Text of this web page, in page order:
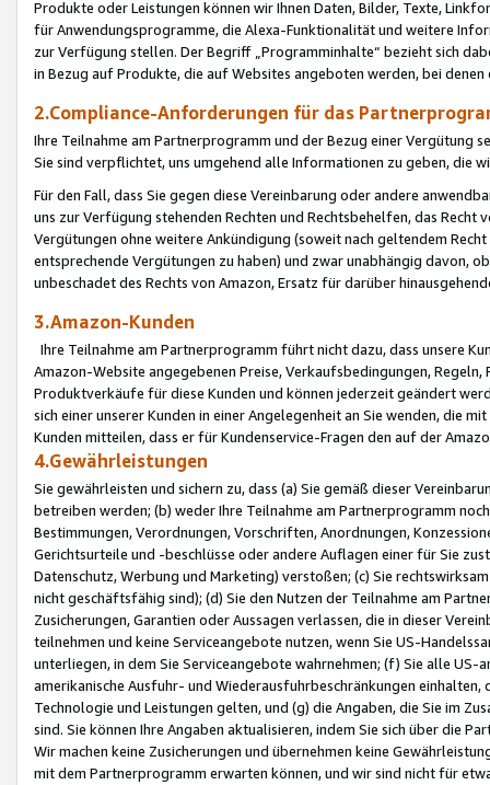
Produkte oder Leistungen können wir Ihnen Daten, Bilder, Texte,
für Anwendungsprogramme, die Alexa-Funktionalität und weitere
zur Verfügung stellen. Der Begriff „Programminhalte“ bezieht sich
in Bezug auf Produkte, die auf Websites angeboten werden, bei
2.Compliance-Anforderungen für das
Ihre Teilnahme am Partnerprogramm und der Bezug einer Vergütung
Sie sind verpflichtet, uns umgehend alle Informationen zu geben, die
Für den Fall, dass Sie gegen diese Vereinbarung oder andere
uns zur Verfügung stehenden Rechten und Rechtsbehelfen, das
Vergütungen ohne weitere Ankündigung (soweit nach geltendem
entsprechende Vergütungen zu haben) und zwar unabhängig davon,
unbeschadet des Rechts von Amazon, Ersatz für darüber
3.Amazon-Kunden
Ihre Teilnahme am Partnerprogramm führt nicht dazu, dass unsere
Amazon-Website angegebenen Preise, Verkaufsbedingungen,
Produktverkäufe für diese Kunden und können jederzeit geändert
sich einer unserer Kunden in einer Angelegenheit an Sie wenden, die
Kunden mitteilen, dass er für Kundenservice-Fragen den auf der
4.Gewährleistungen
Sie gewährleisten und sichern zu, dass (a) Sie gemäß dieser
betreiben werden; (b) weder Ihre Teilnahme am Partnerprogramm
Bestimmungen, Verordnungen, Vorschriften, Anordnungen,
Gerichtsurteile und -beschlüsse oder andere Auflagen einer für Sie
Datenschutz, Werbung und Marketing) verstoßen; (c) Sie
nicht geschäftsfähig sind); (d) Sie den Nutzen der Teilnahme am
Zusicherungen, Garantien oder Aussagen verlassen, die in dieser
teilnehmen und keine Serviceangebote nutzen, wenn Sie US-
unterliegen, in dem Sie Serviceangebote wahrnehmen; (f) Sie alle
amerikanische Ausfuhr- und Wiederausfuhrbeschränkungen
Technologie und Leistungen gelten, und (g) die Angaben, die Sie im
sind. Sie können Ihre Angaben aktualisieren, indem Sie sich über die
Wir machen keine Zusicherungen und übernehmen keine
mit dem Partnerprogramm erwarten können, und wir sind nicht für